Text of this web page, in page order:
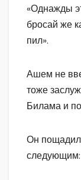
«Однажды
бросай же
пил».
Ашем не
тоже
Билама и
Он пощадил
следующим: